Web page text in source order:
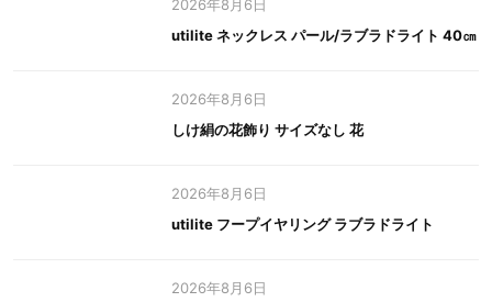
2026年8月6日
utilite ネックレス パール/ラブラドライト 40㎝
2026年8月6日
しけ絹の花飾り サイズなし 花
2026年8月6日
utilite フープイヤリング ラブラドライト
2026年8月6日